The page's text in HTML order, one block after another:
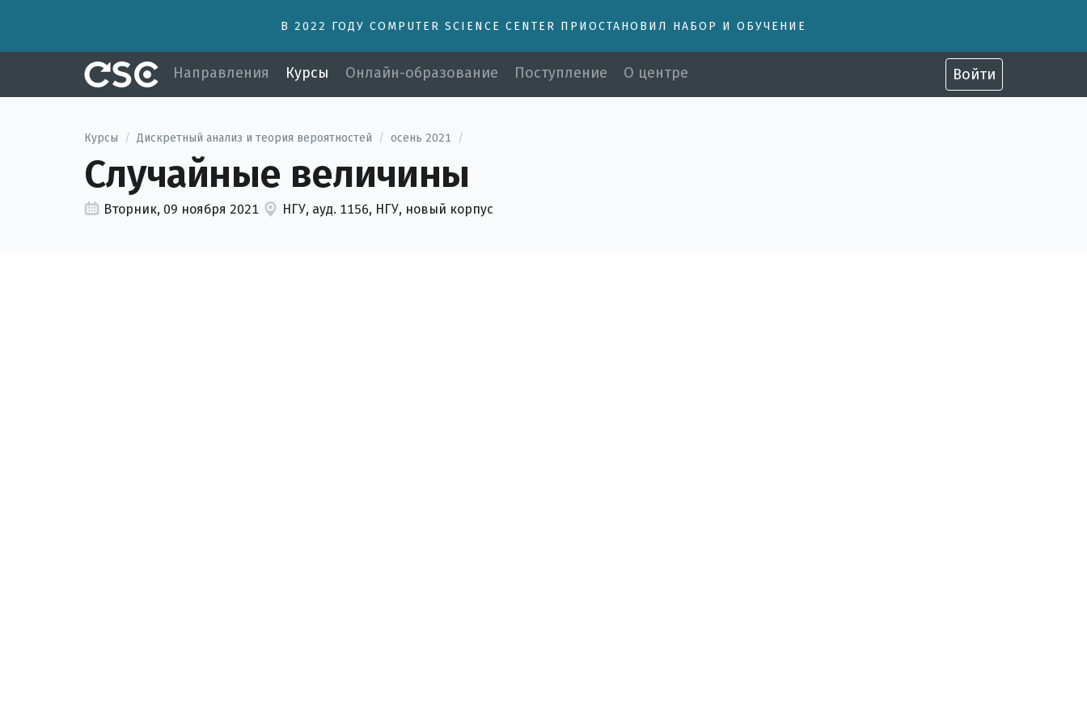
В 2022 ГОДУ COMPUTER SCIENCE CENTER ПРИОСТАНОВИЛ НАБОР И ОБУЧЕНИЕ
Направления Курсы Онлайн-образование Поступление О центре Войти
Курсы / Дискретный анализ и теория вероятностей / осень 2021 /
Случайные величины
Вторник, 09 ноября 2021 НГУ, ауд. 1156, НГУ, новый корпус